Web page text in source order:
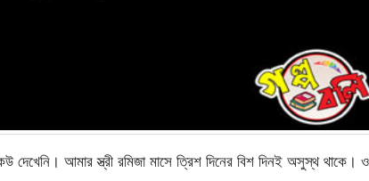
দেখেনি। আমার স্ত্রী রমিজা মাসে ত্রিশ দিনের বিশ দিনই অসুস্থ থাকে।